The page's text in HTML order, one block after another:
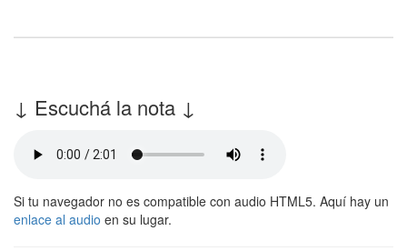
↓ Escuchá la nota ↓
Si tu navegador no es compatible con audio HTML5. Aquí hay un
enlace al audio en su lugar.